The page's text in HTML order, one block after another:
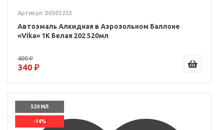
Артикул: 00003253
Автоэмаль Алкидная в Аэрозольном Баллоне
«Vika» 1K Белая 202 520мл
400 ₽
340 ₽
520 МЛ
-14%